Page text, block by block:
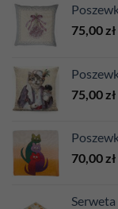
75,00 zł
75,00 zł
70,00 zł